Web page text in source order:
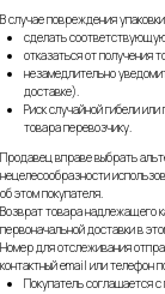
В случае повреждения
сделать
отказаться от получения
незамедлительно
доставке).
Риск случайной гибели
товара перевозчику.
Продавец вправе выбрать
нецелесообразности
об этом покупателя.
Возврат товара надлежащего
первоначальной доставки в
Номер для отслеживания
контактный email или телефон
Покупатель соглашается